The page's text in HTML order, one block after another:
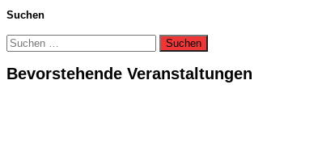
Suchen
Suchen
nach:
Bevorstehende Veranstaltungen